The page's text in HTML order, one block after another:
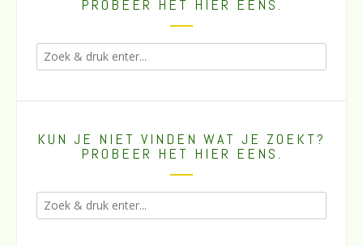
PROBEER HET HIER EENS.
KUN JE NIET VINDEN WAT JE ZOEKT?
PROBEER HET HIER EENS.